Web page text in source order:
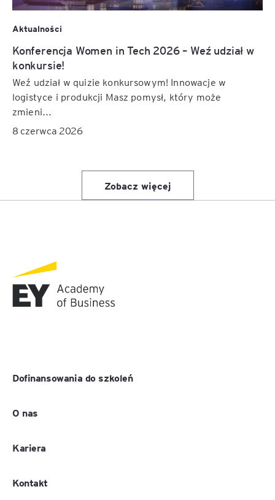
Aktualności
Konferencja Women in Tech 2026 – Weź udział w
konkursie!
Weź udział w quizie konkursowym! Innowacje w
logistyce i produkcji Masz pomysł, który może
zmieni...
8 czerwca 2026
Zobacz więcej
Dofinansowania do szkoleń
O nas
Kariera
Kontakt